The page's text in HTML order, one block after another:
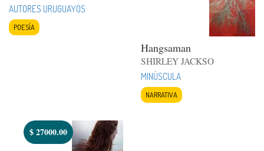
AUTORES URUGUAYOS
POESÍA
Hangsaman
SHIRLEY JACKSO
MINÚSCULA
NARRATIVA
$27000.00